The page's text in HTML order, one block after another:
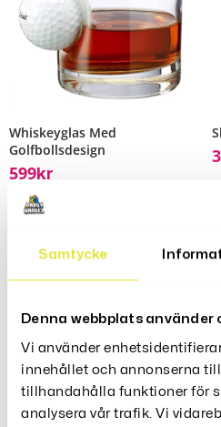
Samtycke
Denna webbplats använder
Vi använder
innehållet och annonserna till
tillhandahålla funktioner för
analysera vår trafik. Vi
Whiskeyglas Med
Golfbollsdesign
599Kr